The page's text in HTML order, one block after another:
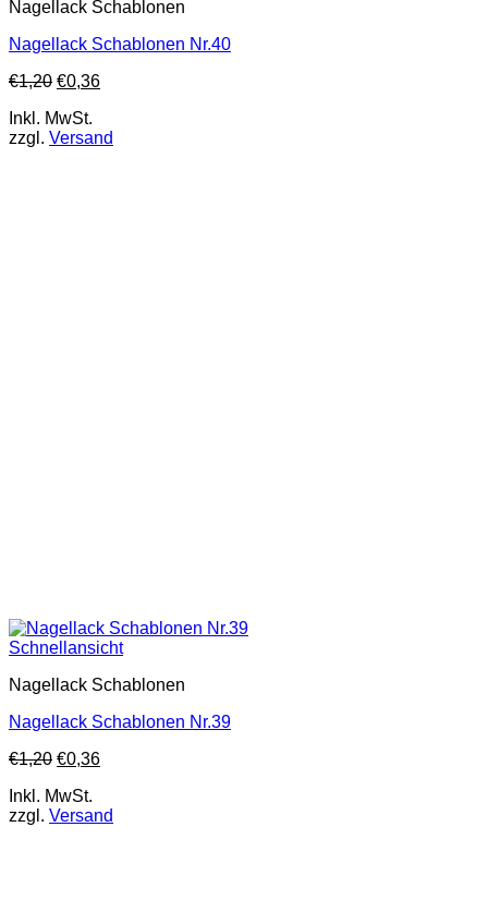
Nagellack Schablonen
Nagellack Schablonen Nr.40
€1,20 €0,36
Inkl. MwSt.
zzgl. Versand
Schnellansicht
Nagellack Schablonen
Nagellack Schablonen Nr.39
€1,20 €0,36
Inkl. MwSt.
zzgl. Versand